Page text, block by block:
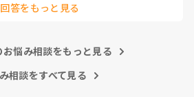
この人達には、毅然とした態度や対応が
結果辞めて行きます。
して、介護職に取っても働きやすい職場
回答をもっと見る
悩み相談をもっと見る
相談をすべて見る